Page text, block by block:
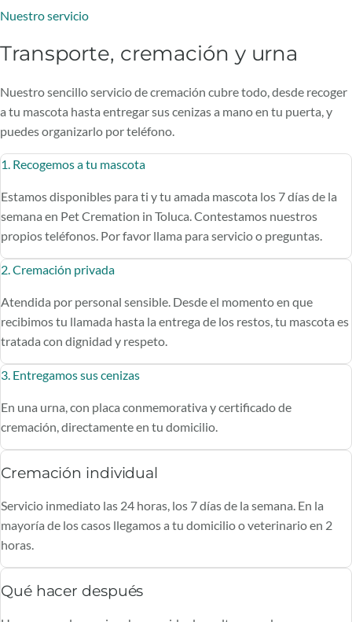
Nuestro servicio
Transporte, cremación y urna
Nuestro sencillo servicio de cremación cubre todo, desde recoger
a tu mascota hasta entregar sus cenizas a mano en tu puerta, y
puedes organizarlo por teléfono.
1. Recogemos a tu mascota
Estamos disponibles para ti y tu amada mascota los 7 días de la
semana en Pet Cremation in Toluca. Contestamos nuestros
propios teléfonos. Por favor llama para servicio o preguntas.
2. Cremación privada
Atendida por personal sensible. Desde el momento en que
recibimos tu llamada hasta la entrega de los restos, tu mascota es
tratada con dignidad y respeto.
3. Entregamos sus cenizas
En una urna, con placa conmemorativa y certificado de
cremación, directamente en tu domicilio.
Cremación individual
Servicio inmediato las 24 horas, los 7 días de la semana. En la
mayoría de los casos llegamos a tu domicilio o veterinario en 2
horas.
Qué hacer después